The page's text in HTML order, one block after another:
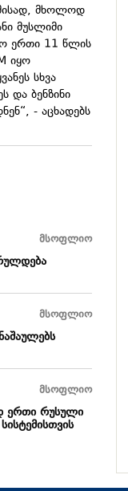
მხოლოდ
მუსლიმი
ერთი 11 წლის
იყო
სხვა
და ბენზინი
- აცხადებს
მსოფლიო
მსოფლიო
მსოფლიო
ერთი რუსული